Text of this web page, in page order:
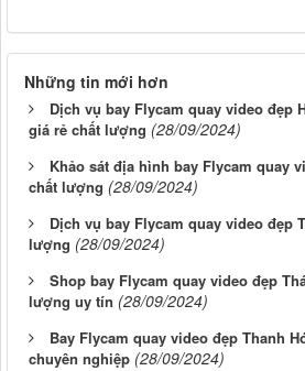
Những tin mới hơn
Dịch vụ bay Flycam quay video đẹp
giá rẻ chất lượng (28/09/2024)
Khảo sát địa hình bay Flycam quay
chất lượng (28/09/2024)
Dịch vụ bay Flycam quay video đẹp
lượng (28/09/2024)
Shop bay Flycam quay video đẹp
lượng uy tín (28/09/2024)
Bay Flycam quay video đẹp Thanh
chuyên nghiệp (28/09/2024)